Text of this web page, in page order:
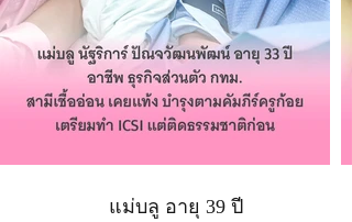
แม่บลู อายุ 39 ปี